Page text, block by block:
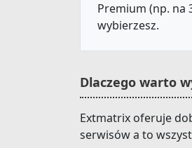
Premium (np. na
wybierzesz.
Dlaczego warto
Extmatrix oferuje
serwisów a to